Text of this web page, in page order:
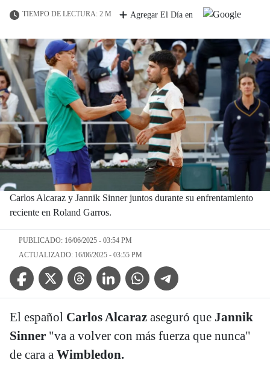
TIEMPO DE LECTURA: 2 M Agregar El Día en
Carlos Alcaraz y Jannik Sinner juntos durante su enfrentamiento
reciente en Roland Garros.
PUBLICADO: 16/06/2025 - 03:54 PM
ACTUALIZADO: 16/06/2025 - 03:55 PM
Facebook IconTwitter IconThreads IconLinkedin IconWhatsApp IconTelegram Icon
El español Carlos Alcaraz aseguró que Jannik
Sinner "va a volver con más fuerza que nunca"
de cara a Wimbledon.